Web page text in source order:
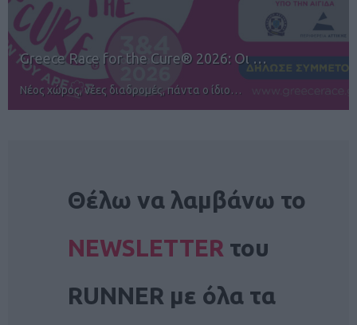
12ος TUI Rhodes Marathon: Άνοιγμα ε…
Αγώνες για όλους στην Ρόδο
Θέλω να λαμβάνω το
NEWSLETTER του
RUNNER με όλα τα